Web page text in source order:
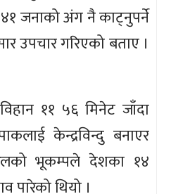
जनाको अंग नै काट्नुपर्ने
उपचार गरिएको बताए ।
११ ५६ मिनेट जाँदा
केन्द्रविन्दु बनाएर
भूकम्पले देशका १४
पारेको थियो ।